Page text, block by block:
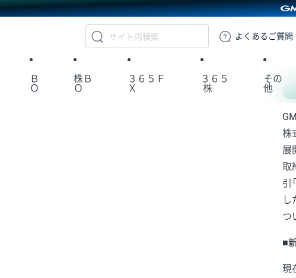
GMOクリック証券
よくある ご質問
Ｂ
Ｏ
株Ｂ
Ｏ
３６５Ｆ
Ｘ
３６５
株
その
他
株
展
取
引
し
つ
■
現